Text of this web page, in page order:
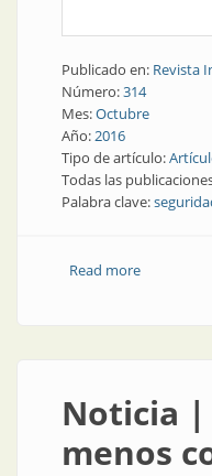
Publicado en: Revista
Número:314
Mes:Octubre
Año:2016
Tipo de artículo:
Todas las
Palabra clave:
Read moreabout
Noticia
menos